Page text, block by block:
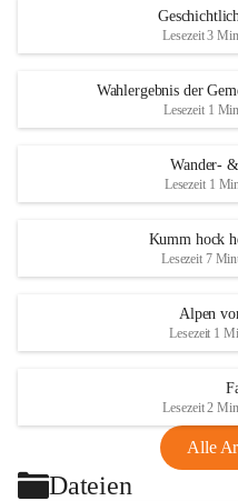
Lesezeit 3
Wahlergebnis der
Lesezeit 1
Wander-
Lesezeit 1
Kumm hock
Lesezeit 7
Alpen
Lesezeit 1
Lesezeit 2
Alle
Dateien